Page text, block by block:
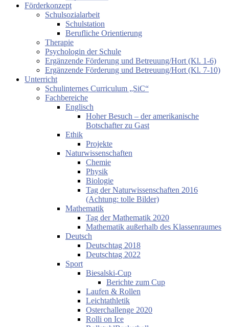
Förderkonzept
Schulsozialarbeit
Schulstation
Berufliche Orientierung
Therapie
Psychologin der Schule
Ergänzende Förderung und Betreuung/Hort (Kl. 1-6)
Ergänzende Förderung und Betreuung/Hort (Kl. 7-10)
Unterricht
Schulinternes Curriculum „SiC“
Fachbereiche
Englisch
Hoher Besuch – der amerikanische
Botschafter zu Gast
Ethik
Projekte
Naturwissenschaften
Chemie
Physik
Biologie
Tag der Naturwissenschaften 2016
(Achtung: tolle Bilder)
Mathematik
Tag der Mathematik 2020
Mathematik außerhalb des Klassenraumes
Deutsch
Deutschtag 2018
Deutschtag 2022
Sport
Biesalski-Cup
Berichte zum Cup
Laufen & Rollen
Leichtathletik
Osterchallenge 2020
Rolli on Ice